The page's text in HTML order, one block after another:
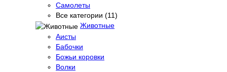
Самолеты
Все категории (11)
Животные
Аисты
Бабочки
Божьи коровки
Волки